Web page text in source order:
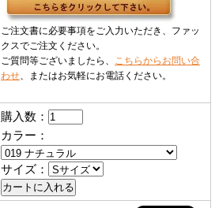
ご注文書に必要事項をご入力いただき、ファッ
クスでご注文ください。
ご質問等ございましたら、 こちらからお問い合
わせ、またはお気軽にお電話ください。
購入数：
カラー：
サイズ：